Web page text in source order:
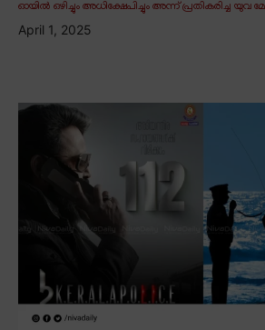
ഓയിൽ ഒഴിച്ചും അധിക്ഷേപിച്ചും അന്ന് പ്രതികരിച്ച യുവ
April 1, 2025